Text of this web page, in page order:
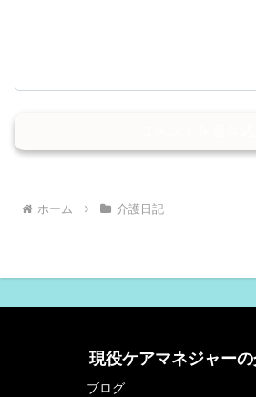
ホーム 介護日記
現役ケアマネジャー
ブログ